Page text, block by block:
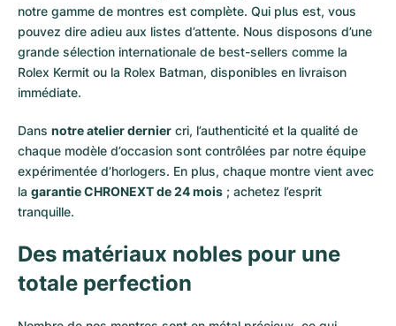
notre gamme de montres est complète. Qui plus est, vous
pouvez dire adieu aux listes d’attente. Nous disposons d’une
grande sélection internationale de best-sellers comme la
Rolex Kermit ou la Rolex Batman, disponibles en livraison
immédiate.
Dans notre atelier dernier cri, l’authenticité et la qualité de
chaque modèle d’occasion sont contrôlées par notre équipe
expérimentée d’horlogers. En plus, chaque montre vient avec
la garantie CHRONEXT de 24 mois ; achetez l’esprit
tranquille.
Des matériaux nobles pour une
totale perfection